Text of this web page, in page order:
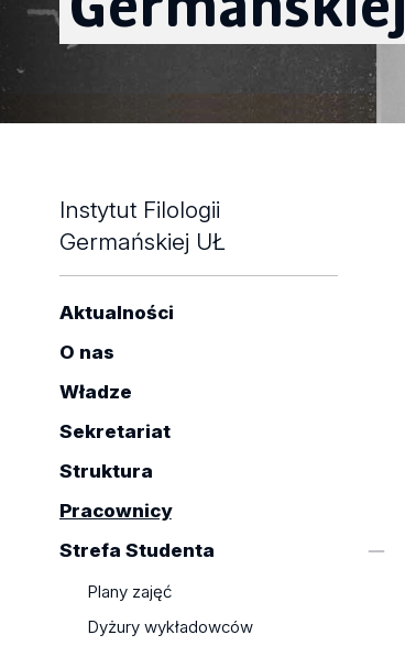
Instytut Filologii
Germańskiej UŁ
Aktualności
O nas
Władze
Sekretariat
Struktura
Pracownicy
Strefa Studenta
Plany zajęć
Dyżury wykładowców